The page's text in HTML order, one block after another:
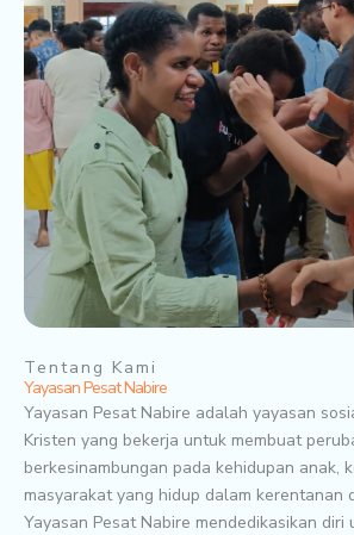
Tentang Kami
Yayasan Pesat Nabire
Yayasan Pesat Nabire adalah yayasan
Kristen yang bekerja untuk membuat
berkesinambungan pada kehidupan anak,
masyarakat yang hidup dalam kerentanan
Yayasan Pesat Nabire mendedikasikan diri